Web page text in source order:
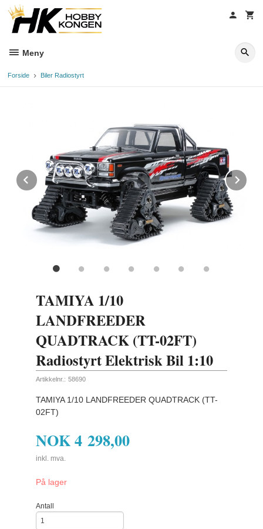
innholdet
Meny
Forside Biler Radiostyrt
Prev
TAMIYA 1/10
LANDFREEDER
QUADTRACK (TT-02FT)
Radiostyrt Elektrisk Bil 1:10
Artikkelnr.: 58690
TAMIYA 1/10 LANDFREEDER QUADTRACK (TT-
02FT)
NOK4 298,00
inkl. mva.
På lager
Antall